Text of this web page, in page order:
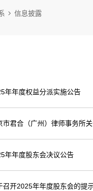
信息披露
年年度权益分派实施公告
市君合（广州）律师事务所
年年度股东会决议公告
召开2025年年度股东会的提